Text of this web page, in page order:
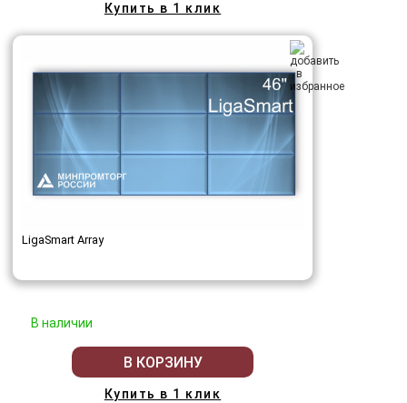
Купить в 1 клик
LigaSmart Array
В наличии
В КОРЗИНУ
Купить в 1 клик